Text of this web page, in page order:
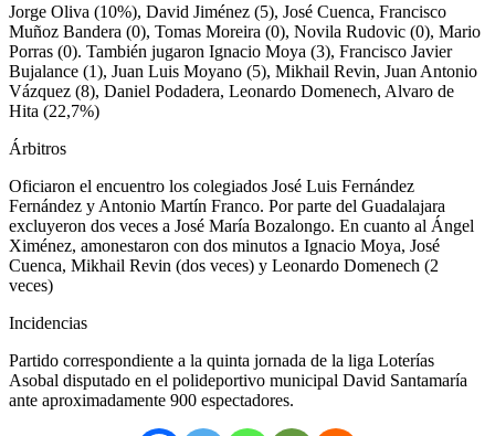
Jorge Oliva (10%), David Jiménez (5), José Cuenca, Francisco
Muñoz Bandera (0), Tomas Moreira (0), Novila Rudovic (0), Mario
Porras (0). También jugaron Ignacio Moya (3), Francisco Javier
Bujalance (1), Juan Luis Moyano (5), Mikhail Revin, Juan Antonio
Vázquez (8), Daniel Podadera, Leonardo Domenech, Alvaro de
Hita (22,7%)
Árbitros
Oficiaron el encuentro los colegiados José Luis Fernández
Fernández y Antonio Martín Franco. Por parte del Guadalajara
excluyeron dos veces a José María Bozalongo. En cuanto al Ángel
Ximénez, amonestaron con dos minutos a Ignacio Moya, José
Cuenca, Mikhail Revin (dos veces) y Leonardo Domenech (2
veces)
Incidencias
Partido correspondiente a la quinta jornada de la liga Loterías
Asobal disputado en el polideportivo municipal David Santamaría
ante aproximadamente 900 espectadores.